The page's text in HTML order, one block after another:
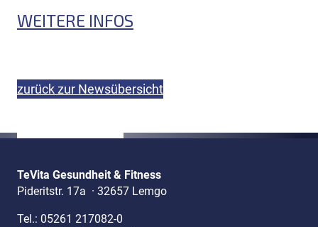
WEITERE INFOS
zurück zur Newsübersicht
TeVita Gesundheit & Fitness
Pideritstr. 17a · 32657 Lemgo
Tel.: 05261 217082-0